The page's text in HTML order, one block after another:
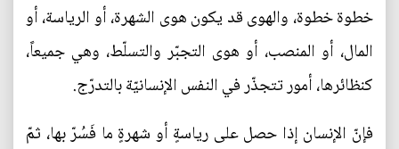
خطوة خطوة، والهوى قد يكون هوى الشهرة، أو الرياسة، أو
المال، أو المنصب، أو هوى التجبّر والتسلّط، وهي جميعاً،
كنظائرها، أمور تتجذّر في النفس الإنسانيّة بالتدرّج.
فإنّ الإنسان إذا حصل على رياسةٍ أو شهرةٍ ما فَسُرّ بها، ثمّ